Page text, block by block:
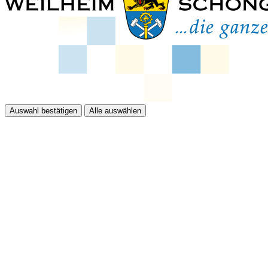
Auswahl bestätigen Alle auswählen